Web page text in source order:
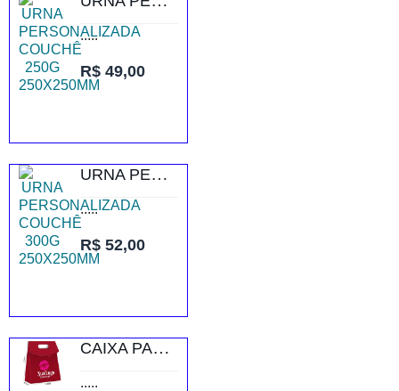
.....
R$ 49,00
URNA PERSONALIZADA COUCHÊ 300G 250X250MM
.....
R$ 52,00
CAIXA PARA LOJISTAS RECICLATO 250G SEM VERNIZ
.....